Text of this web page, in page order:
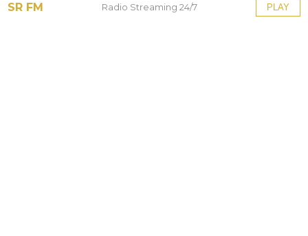
SR FM Radio Streaming 24/7 PLAY